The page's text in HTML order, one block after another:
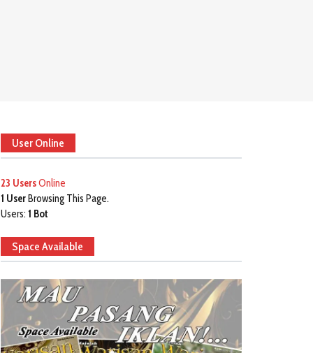
User Online
23 UsersOnline
1 UserBrowsing This Page.
Users: 1 Bot
Space Available